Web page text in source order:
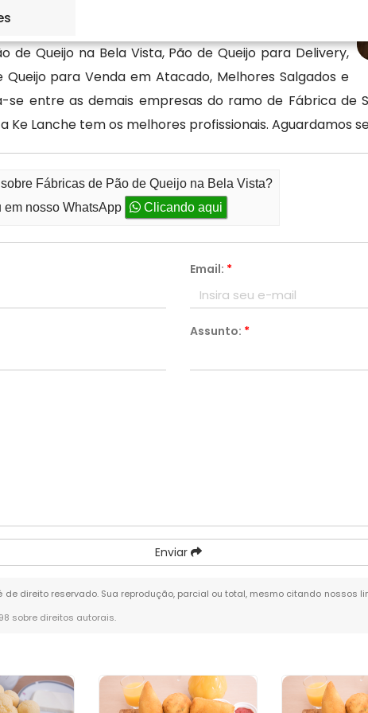
Queijo na Bela Vista, Pão de Queijo para Delivery,
para Venda em Atacado, Melhores Salgados e
se entre as demais empresas do ramo de Fábrica de
Lanche tem os melhores profissionais. Aguardamos
Fábricas de Pão de Queijo na Bela Vista?
em nosso WhatsApp Clicando aqui
Email: *
Assunto: *
Enviar
de direito reservado. Sua reprodução, parcial ou total, mesmo citando nossos
sobre direitos autorais.